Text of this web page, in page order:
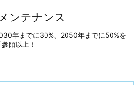
ンテナンス
年までに30%、2050年までに50%を
陌以上！